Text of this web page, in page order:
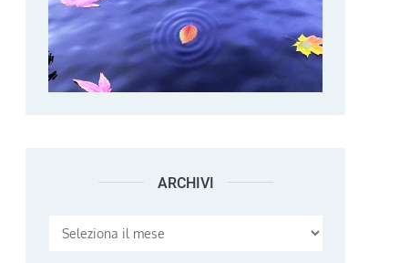
ARCHIVI Archivi